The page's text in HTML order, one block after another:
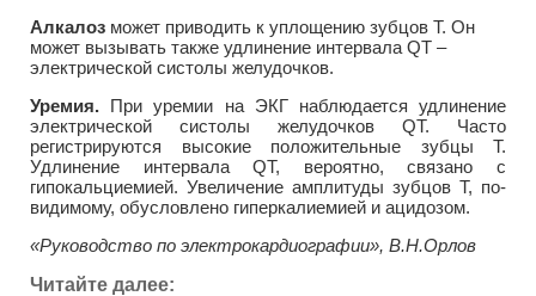
Алкалоз может приводить к уплощению зубцов Т. Он
может вызывать также удлинение интервала QT –
электрической систолы желудочков.
Уремия. При уремии на ЭКГ наблюдается удлинение
электрической систолы желудочков QT. Часто
регистрируются высокие положительные зубцы Т.
Удлинение интервала QT, вероятно, связано с
гипокальциемией. Увеличение амплитуды зубцов Т, по-
видимому, обусловлено гиперкалиемией и ацидозом.
«Руководство по электрокардиографии», В.Н.Орлов
Читайте далее: